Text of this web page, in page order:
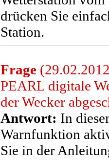
drücken Sie
Station.
Frage
PEARL digitale
der Wecker
Antwort: In
Warnfunktion
Sie in der